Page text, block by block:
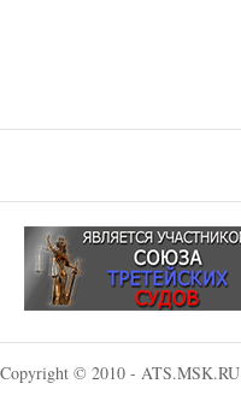
Copyright © 2010 - ATS.MSK.RU